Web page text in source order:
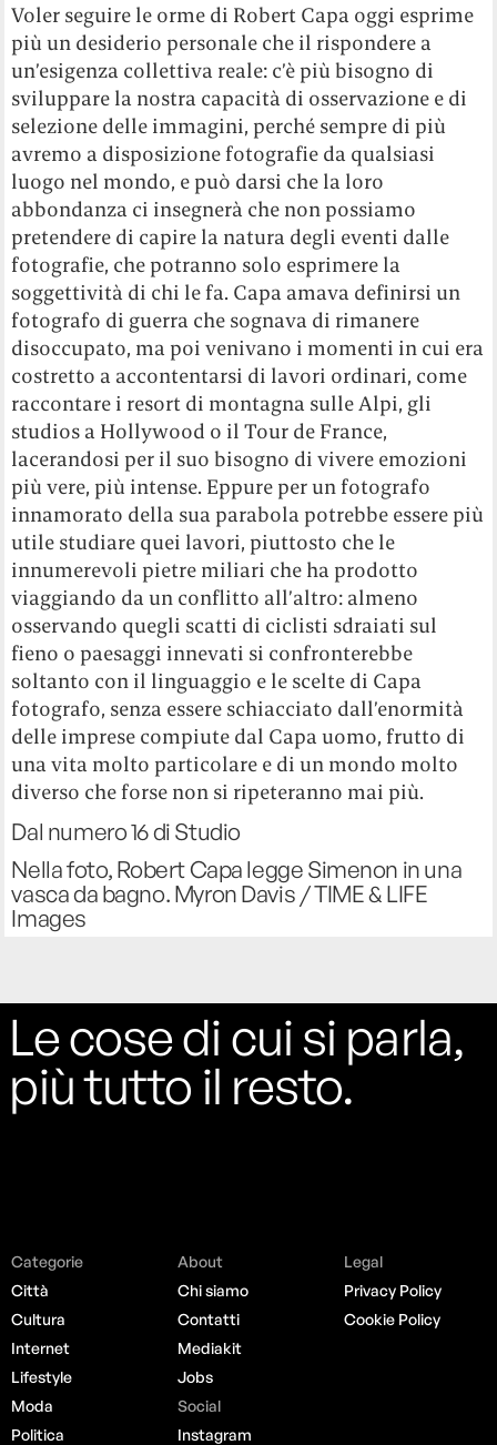
Voler seguire le orme di Robert Capa oggi esprime
più un desiderio personale che il rispondere a
un’esigenza collettiva reale: c’è più bisogno di
sviluppare la nostra capacità di osservazione e di
selezione delle immagini, perché sempre di più
avremo a disposizione fotografie da qualsiasi
luogo nel mondo, e può darsi che la loro
abbondanza ci insegnerà che non possiamo
pretendere di capire la natura degli eventi dalle
fotografie, che potranno solo esprimere la
soggettività di chi le fa. Capa amava definirsi un
fotografo di guerra che sognava di rimanere
disoccupato, ma poi venivano i momenti in cui era
costretto a accontentarsi di lavori ordinari, come
raccontare i resort di montagna sulle Alpi, gli
studios a Hollywood o il Tour de France,
lacerandosi per il suo bisogno di vivere emozioni
più vere, più intense. Eppure per un fotografo
innamorato della sua parabola potrebbe essere più
utile studiare quei lavori, piuttosto che le
innumerevoli pietre miliari che ha prodotto
viaggiando da un conflitto all’altro: almeno
osservando quegli scatti di ciclisti sdraiati sul
fieno o paesaggi innevati si confronterebbe
soltanto con il linguaggio e le scelte di Capa
fotografo, senza essere schiacciato dall’enormità
delle imprese compiute dal Capa uomo, frutto di
una vita molto particolare e di un mondo molto
diverso che forse non si ripeteranno mai più.
Dal numero 16 di Studio
Nella foto, Robert Capa legge Simenon in una
vasca da bagno. Myron Davis / TIME & LIFE
Images
Le cose di cui si parla,
più tutto il resto.
Categorie
Città
Cultura
Internet
Lifestyle
Moda
Politica
About
Chi siamo
Contatti
Mediakit
Jobs
Social
Instagram
Legal
Privacy Policy
Cookie Policy